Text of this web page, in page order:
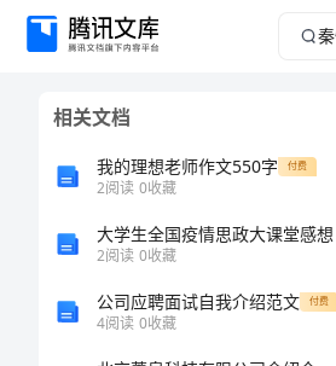
秦
相关文档
我的理想老师作文550字 付费
2阅读 0收藏
大学生全国疫情思政大课堂感想
2阅读 0收藏
公司应聘面试自我介绍范文 付费
4阅读 0收藏